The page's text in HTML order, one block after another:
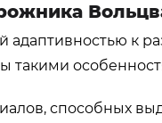
адаптивностью к
такими
способных